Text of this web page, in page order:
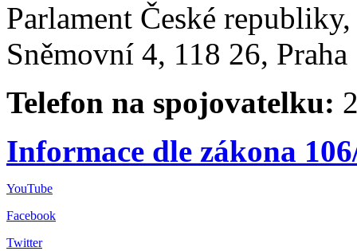
Parlament České
Sněmovní 4, 118 26,
Telefon na spojovatelku:
Informace dle zákona
YouTube
Facebook
Twitter